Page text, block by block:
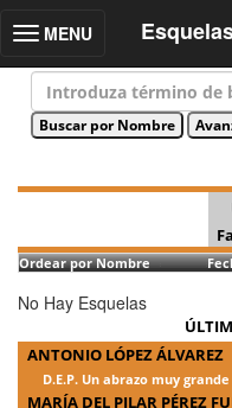
Toggle
MENU
Ordear por Nombre
No Hay Esquelas
ANTONIO LÓPEZ ÁLVAREZ
D.E.P. Un abrazo muy
MARÍA DEL PILAR PÉREZ